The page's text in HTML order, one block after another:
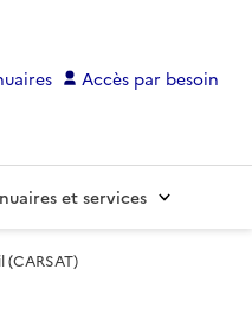
Accès par besoin
et services
(CARSAT)